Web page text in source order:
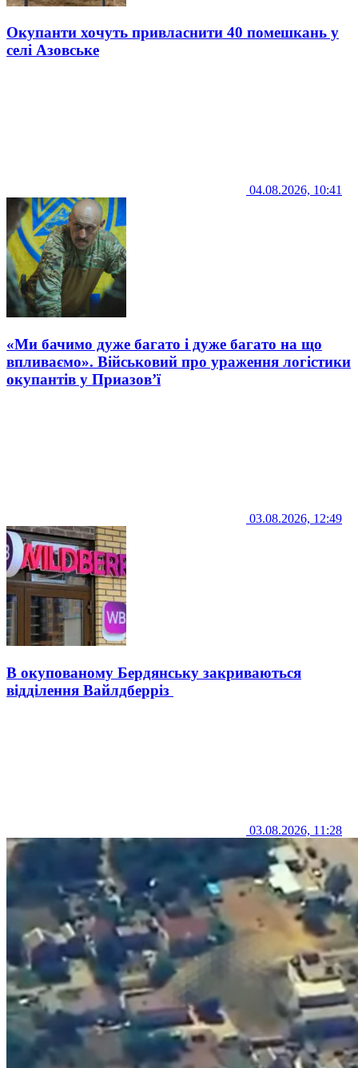
Окупанти хочуть привласнити 40 помешкань у
селі Азовське
04.08.2026, 10:41
«Ми бачимо дуже багато і дуже багато на що
впливаємо». Військовий про ураження логістики
окупантів у Приазов’ї
03.08.2026, 12:49
В окупованому Бердянську закриваються
відділення Вайлдберріз
03.08.2026, 11:28